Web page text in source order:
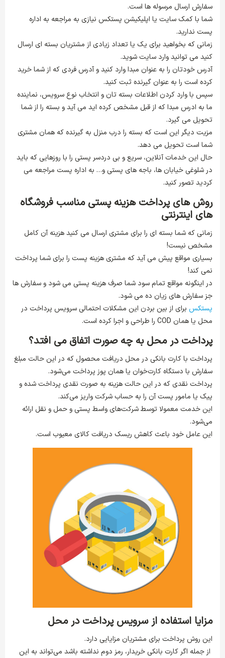
سفارش ارسال مرسوله ها است.
شما با کمک سایت یا اپلیکیشن پستکس نیازی به مراجعه به اداره
پست ندارید.
زمانی که بخواهید برای یک یا تعداد زیادی از مشتریان بسته ای ارسال
کنید می توانید وارد سایت شوید.
آدرس خودتان را به عنوان مبدا وارد کنید و آدرس فردی که از شما خرید
کرده است را به عنوان گیرنده ثبت کنید.
سپس با وارد کردن اطلاعات بسته تان و انتخاب نوع سرویس، نماینده
ما به ادرس مبدا که از قبل مشخص کرده اید می آید و بسته را از شما
تحویل می گیرد.
مزیت دیگر این است که بسته را درب منزل به گیرنده که همان مشتری
شما است تحویل می دهد.
حال این خدمات آنلاین، سریع و بی دردسر پستی را با روزهایی که باید
در شلوغی خیابان ها، باجه های پستی و… به اداره پست مراجعه می
کردید تصور کنید.
روش های پرداخت هزینه پستی مناسب فروشگاه
های اینترنتی
زمانی که شما بسته ای را برای مشتری ارسال می کنید هزینه آن کامل
مشخص نیست!
بسیاری مواقع پیش می آید که مشتری هزینه پست را برای شما پرداخت
نمی کند!
در اینگونه مواقع تمام سود شما صرف هزینه پستی می شود و سفارش ها
جز سفارش های زیان ده می شود.
پستکس برای از بین بردن این مشکلات احتمالی سرویس پرداخت در
محل یا همان COD را طراحی و اجرا کرده است.
پرداخت در محل به چه صورت اتفاق می افتد؟
پرداخت با کارت بانکی در محل دریافت محصول که در این حالت مبلغ
سفارش با دستگاه کارت‌‎خوان یا همان پوز پرداخت می‌شود.
پرداخت نقدی که در این حالت هزینه به صورت نقدی پرداخت شده و
پیک یا مامور پست آن را به حساب شرکت واریز می‌کند.
این خدمت معمولا توسط شرکت‌های واسط پستی و حمل و نقل ارائه
می‌شود.
این عامل خود باعث کاهش ریسک دریافت کالای معیوب است.
مزایا استفاده از سرویس پرداخت در محل
این روش پرداخت برای مشتریان مزایایی دارد.
از جمله اگر کارت بانکی خریدار، رمز دوم نداشته باشد می‌تواند به این